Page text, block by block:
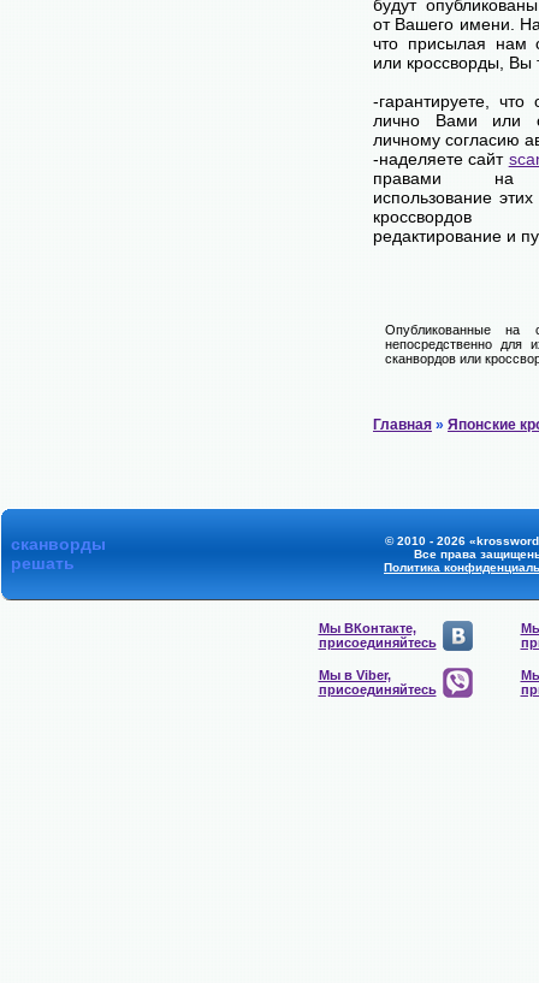
будут
от Вашего имени.
что присылая нам
или кроссворды,
-гарантируете, что
лично Вами или
личному согласию
-наделяете сайт
правами на
использование
редактирование и
Опубликованные на
непосредственно для
сканвордов или
Главная » Японские
сканворды
решать
© 2010 - 2026
Все права
Политика
Мы ВКонтакте,
присоединяйтесь
Мы в Viber,
присоединяйтесь